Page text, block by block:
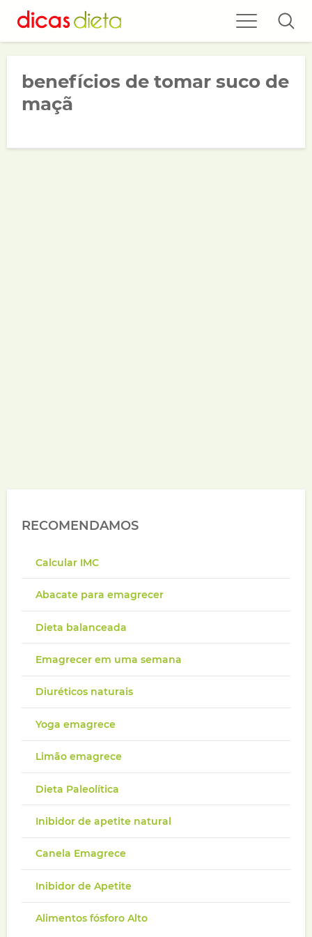
benefícios de tomar suco de
maçã
RECOMENDAMOS
Calcular IMC
Abacate para emagrecer
Dieta balanceada
Emagrecer em uma semana
Diuréticos naturais
Yoga emagrece
Limão emagrece
Dieta Paleolítica
Inibidor de apetite natural
Canela Emagrece
Inibidor de Apetite
Alimentos fósforo Alto